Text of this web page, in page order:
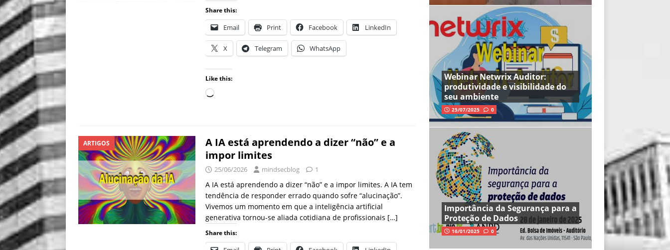
Share this:
Email Print Facebook LinkedIn
X Telegram WhatsApp
Like this:
ARTIGOS
A IA está aprendendo a dizer “não” e a
impor limites
25/06/2026 mindsecblog 1
A IA está aprendendo a dizer “não” e a impor limites. A IA tem
tendência de responder errado quando sofre “alucinação”.
Vivemos um momento em que a inteligência artificial
generativa tornou-se aliada cotidiana de profissionais […]
Share this:
Webinar Netwrix Auditor:
produtividade e visibilidade do
seu ambiente
25/07/2025 0
Importância da Segurança para a
Proteção de Dados
16/01/2025 0